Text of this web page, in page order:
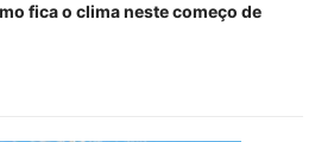
fica o clima neste começo de